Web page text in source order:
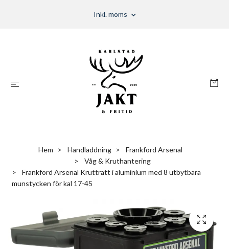
Inkl. moms
Hem Handladdning
Frankford Arsenal
Våg & Kruthantering
Frankford Arsenal Kruttratt i aluminium med 8 utbytbara
munstycken för kal 17-45